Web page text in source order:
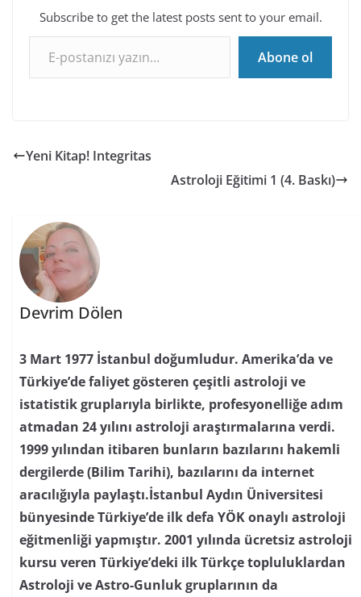
Subscribe to get the latest posts sent to your email.
E-postanızı yazın…
Abone ol
Yeni Kitap! Integritas
Astroloji Eğitimi 1 (4. Baskı)
Devrim Dölen
3 Mart 1977 İstanbul doğumludur. Amerika’da ve
Türkiye’de faliyet gösteren çeşitli astroloji ve
istatistik gruplarıyla birlikte, profesyonelliğe adım
atmadan 24 yılını astroloji araştırmalarına verdi.
1999 yılından itibaren bunların bazılarını hakemli
dergilerde (Bilim Tarihi), bazılarını da internet
aracılığıyla paylaştı.İstanbul Aydın Üniversitesi
bünyesinde Türkiye’de ilk defa YÖK onaylı astroloji
eğitmenliği yapmıştır. 2001 yılında ücretsiz astroloji
kursu veren Türkiye’deki ilk Türkçe topluluklardan
Astroloji ve Astro-Gunluk gruplarının da